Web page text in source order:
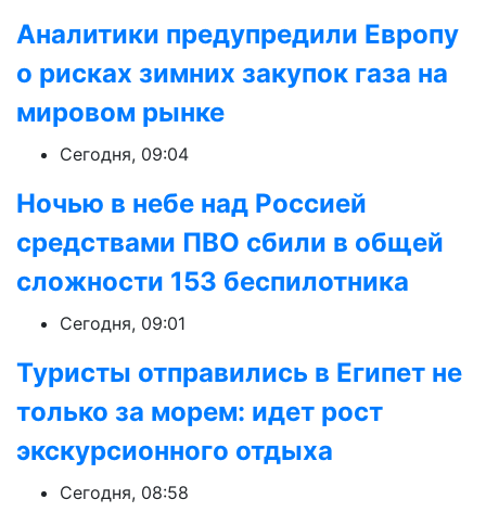
Аналитики предупредили Европу
о рисках зимних закупок газа на
мировом рынке
Сегодня, 09:04
Ночью в небе над Россией
средствами ПВО сбили в общей
сложности 153 беспилотника
Сегодня, 09:01
Туристы отправились в Египет не
только за морем: идет рост
экскурсионного отдыха
Сегодня, 08:58